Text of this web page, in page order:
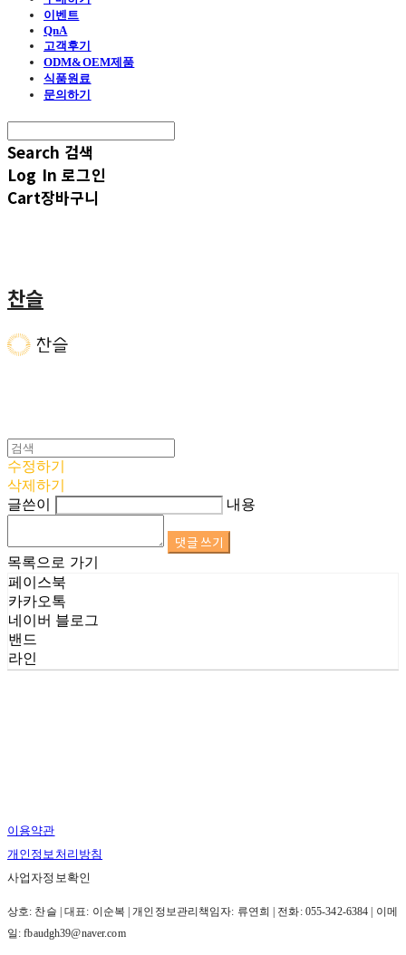
이벤트
QnA
고객후기
ODM&OEM제품
식품원료
문의하기
Search 검색
Log In 로그인
Cart장바구니
찬슬
수정하기
삭제하기
글쓴이
내용
댓글 쓰기
목록으로 가기
페이스북
카카오톡
네이버 블로그
밴드
라인
이용약관
개인정보처리방침
사업자정보확인
상호: 찬슬 | 대표: 이순복 | 개인정보관리책임자: 류연희 | 전화: 055-342-6384 | 이메
일: fbaudgh39@naver.com